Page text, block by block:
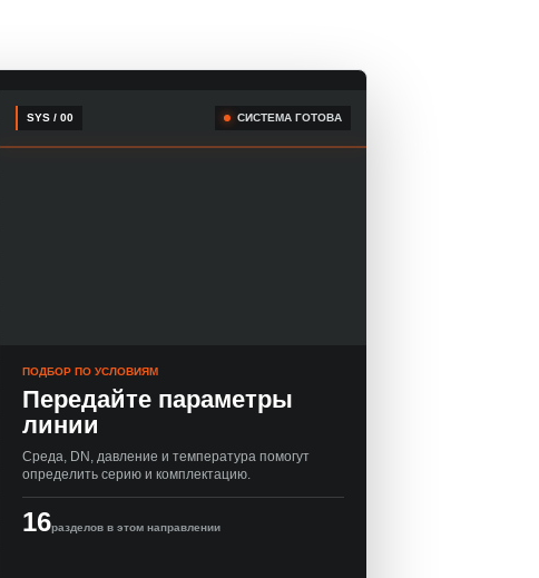
SYS / 00 СИСТЕМА ГОТОВА
ПОДБОР ПО УСЛОВИЯМ
Передайте параметры
линии
Среда, DN, давление и температура помогут
определить серию и комплектацию.
16разделов в этом направлении